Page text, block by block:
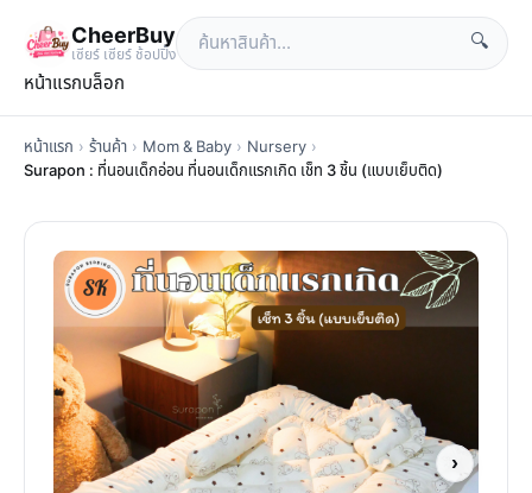
CheerBuy
เซียร์ เซียร์ ช้อปปิ้ง
🔍
หน้าแรกบล็อก
หน้าแรก › ร้านค้า › Mom & Baby › Nursery ›
Surapon : ที่นอนเด็กอ่อน ที่นอนเด็กแรกเกิด เช็ท 3 ชิ้น (แบบเย็บติด)
›